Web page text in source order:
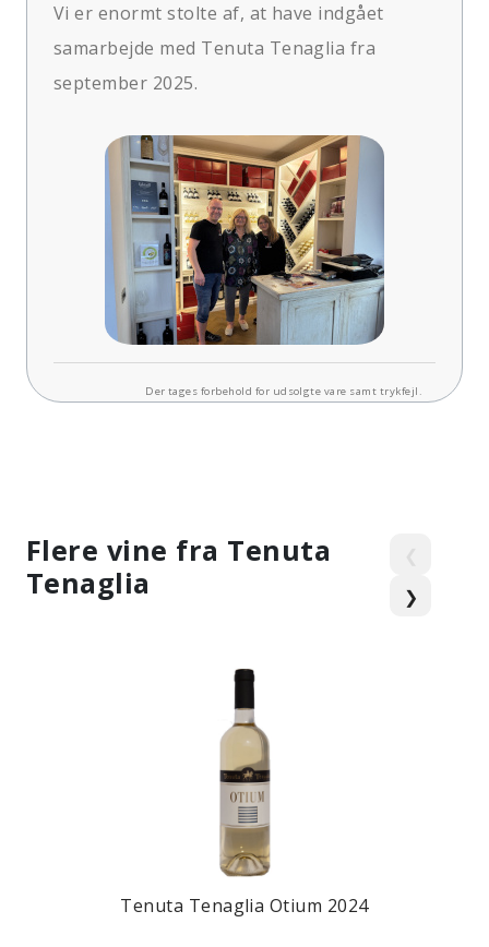
Vi er enormt stolte af, at have indgået
samarbejde med Tenuta Tenaglia fra
september 2025.
Der tages forbehold for udsolgte vare samt trykfejl.
Flere vine fra Tenuta
Tenaglia
❯
Tenuta Tenaglia Otium 2024